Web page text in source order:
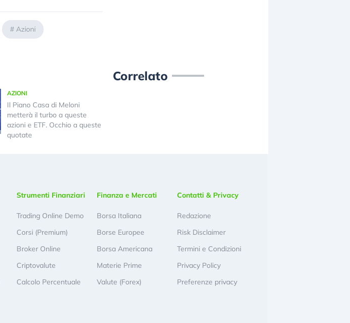
# Azioni
AZIONI
Il Piano Casa di Meloni
metterà il turbo a queste
azioni e ETF. Occhio a queste
quotate
Correlato
Strumenti Finanziari
Trading Online Demo
Corsi (Premium)
Broker Online
Criptovalute
Calcolo Percentuale
Finanza e Mercati
Borsa Italiana
Borse Europee
Borsa Americana
Materie Prime
Valute (Forex)
Contatti & Privacy
Redazione
Risk Disclaimer
Termini e Condizioni
Privacy Policy
Preferenze privacy